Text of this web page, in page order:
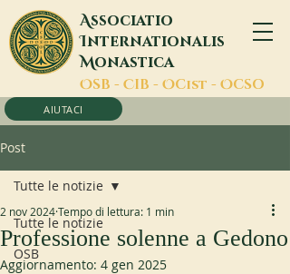
Associatio
Internationalis
Monastica
OSB - CIB - OCist - OCSO
AIUTACI
Post
Tutte le notizie
OSB
Tutte le notizie
Professione solenne a Gedono
2 nov 2024Tempo di lettura: 1 min
Aggiornamento: 4 gen 2025